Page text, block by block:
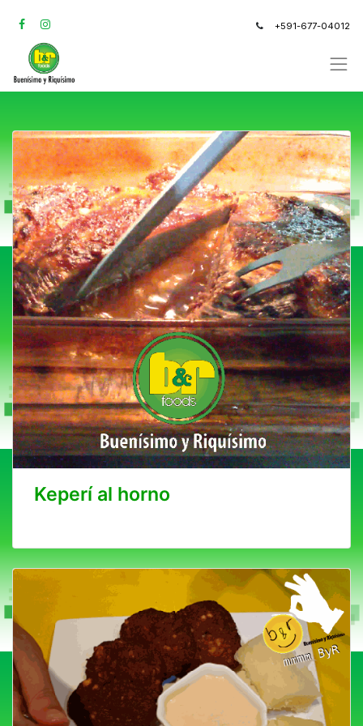
+591-677-04012
Keperí al horno